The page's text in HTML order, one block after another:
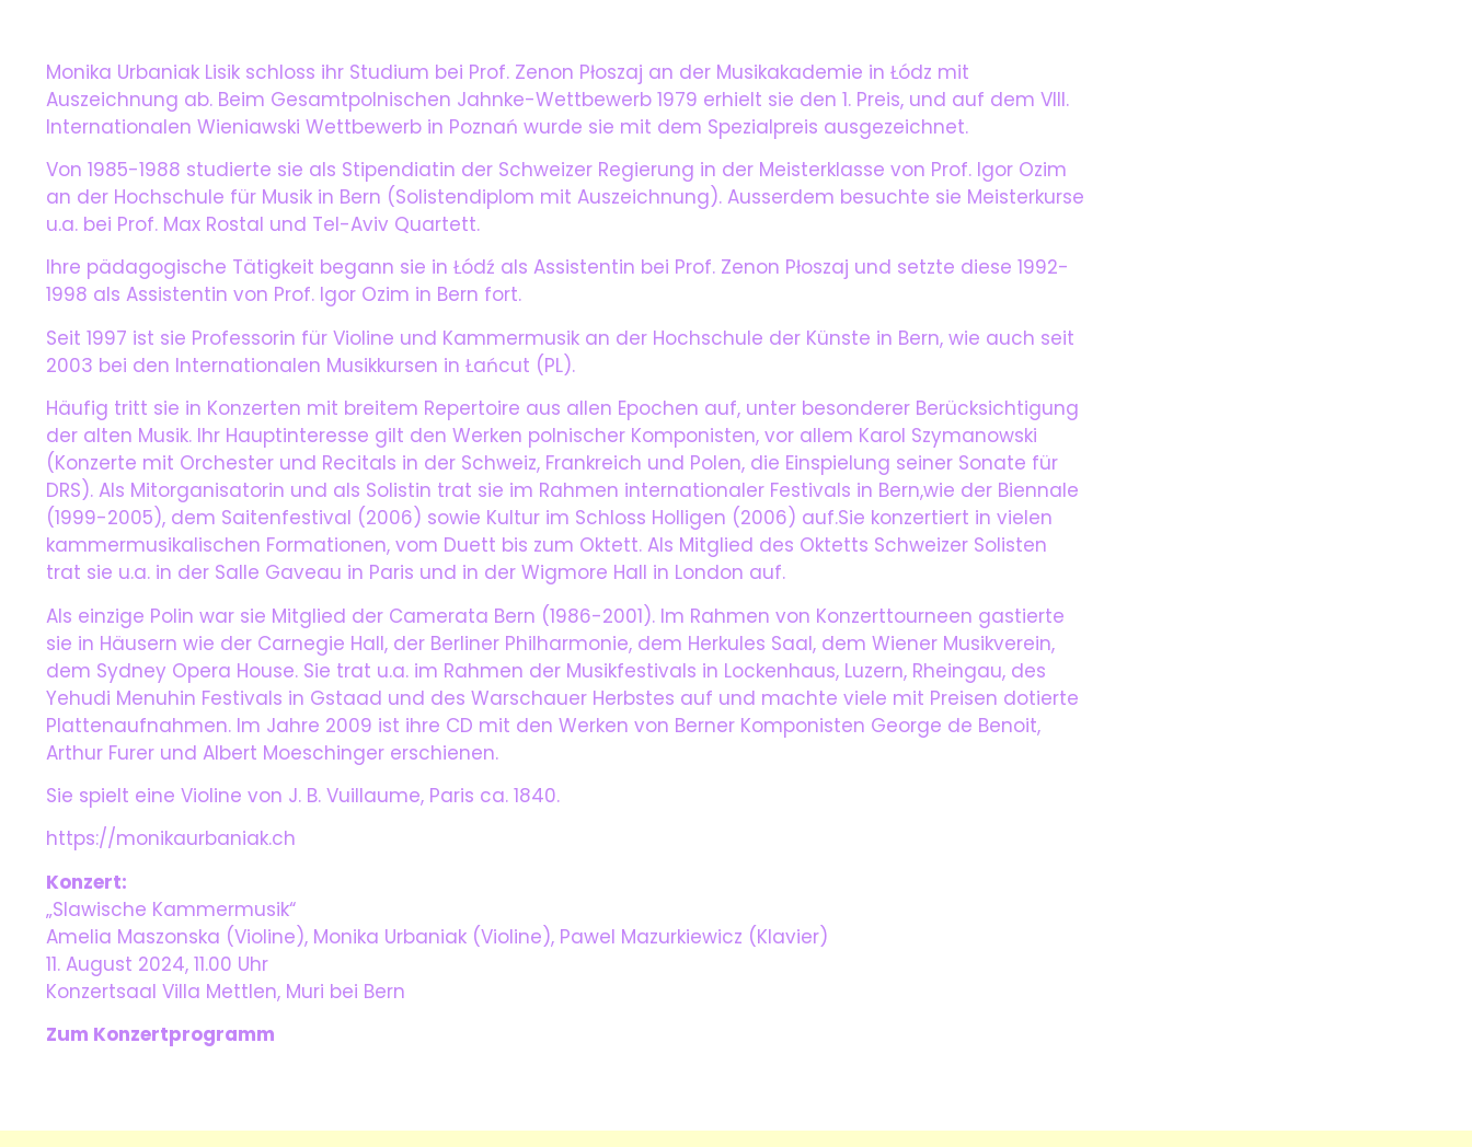
Monika Urbaniak Lisik schloss ihr Studium bei Prof. Zenon Płoszaj an der Musikakademie in Łódz mit
Auszeichnung ab. Beim Gesamtpolnischen Jahnke-Wettbewerb 1979 erhielt sie den 1. Preis, und auf dem VIII.
Internationalen Wieniawski Wettbewerb in Poznań wurde sie mit dem Spezialpreis ausgezeichnet.
Von 1985-1988 studierte sie als Stipendiatin der Schweizer Regierung in der Meisterklasse von Prof. Igor Ozim
an der Hochschule für Musik in Bern (Solistendiplom mit Auszeichnung). Ausserdem besuchte sie Meisterkurse
u.a. bei Prof. Max Rostal und Tel-Aviv Quartett.
Ihre pädagogische Tätigkeit begann sie in Łódź als Assistentin bei Prof. Zenon Płoszaj und setzte diese 1992-
1998 als Assistentin von Prof. Igor Ozim in Bern fort.
Seit 1997 ist sie Professorin für Violine und Kammermusik an der Hochschule der Künste in Bern, wie auch seit
2003 bei den Internationalen Musikkursen in Łańcut (PL).
Häufig tritt sie in Konzerten mit breitem Repertoire aus allen Epochen auf, unter besonderer Berücksichtigung
der alten Musik. Ihr Hauptinteresse gilt den Werken polnischer Komponisten, vor allem Karol Szymanowski
(Konzerte mit Orchester und Recitals in der Schweiz, Frankreich und Polen, die Einspielung seiner Sonate für
DRS). Als Mitorganisatorin und als Solistin trat sie im Rahmen internationaler Festivals in Bern,wie der Biennale
(1999-2005), dem Saitenfestival (2006) sowie Kultur im Schloss Holligen (2006) auf.Sie konzertiert in vielen
kammermusikalischen Formationen, vom Duett bis zum Oktett. Als Mitglied des Oktetts Schweizer Solisten
trat sie u.a. in der Salle Gaveau in Paris und in der Wigmore Hall in London auf.
Als einzige Polin war sie Mitglied der Camerata Bern (1986-2001). Im Rahmen von Konzerttourneen gastierte
sie in Häusern wie der Carnegie Hall, der Berliner Philharmonie, dem Herkules Saal, dem Wiener Musikverein,
dem Sydney Opera House. Sie trat u.a. im Rahmen der Musikfestivals in Lockenhaus, Luzern, Rheingau, des
Yehudi Menuhin Festivals in Gstaad und des Warschauer Herbstes auf und machte viele mit Preisen dotierte
Plattenaufnahmen. Im Jahre 2009 ist ihre CD mit den Werken von Berner Komponisten George de Benoit,
Arthur Furer und Albert Moeschinger erschienen.
Sie spielt eine Violine von J. B. Vuillaume, Paris ca. 1840.
https://monikaurbaniak.ch
Konzert:
„Slawische Kammermusik“
Amelia Maszonska (Violine), Monika Urbaniak (Violine), Pawel Mazurkiewicz (Klavier)
11. August 2024, 11.00 Uhr
Konzertsaal Villa Mettlen, Muri bei Bern
Zum Konzertprogramm